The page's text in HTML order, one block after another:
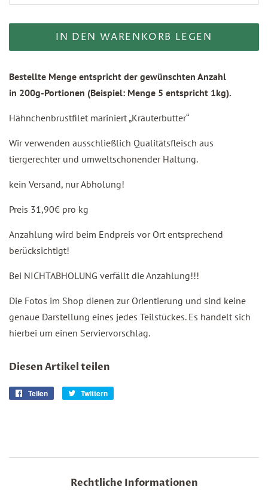
IN DEN WARENKORB LEGEN
Bestellte Menge entspricht der gewünschten Anzahl
in 200g-Portionen (Beispiel: Menge 5 entspricht 1kg).
Hähnchenbrustfilet mariniert „Kräuterbutter“
Wir verwenden ausschließlich Qualitätsfleisch aus
tiergerechter und umweltschonender Haltung.
kein Versand, nur Abholung!
Preis 31,90€ pro kg
Anzahlung wird beim Endpreis vor Ort entsprechend
berücksichtigt!
Bei NICHTABHOLUNG verfällt die Anzahlung!!!
Die Fotos im Shop dienen zur Orientierung und sind keine
genaue Darstellung eines jedes Teilstückes. Es handelt sich
hierbei um einen Serviervorschlag.
Diesen Artikel teilen
Teilen Twittern
Rechtliche Informationen